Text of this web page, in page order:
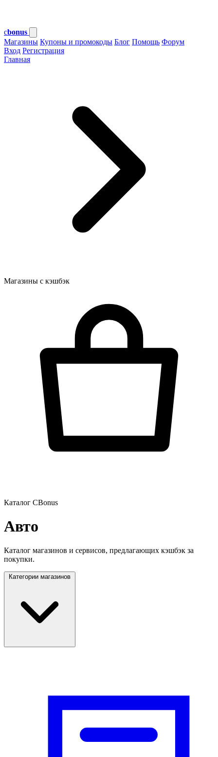
cbonus
Магазины Купоны и промокоды Блог Помощь Форум
Вход Регистрация
Главная
Магазины с кэшбэк
Каталог CBonus
Авто
Каталог магазинов и сервисов, предлагающих кэшбэк за
покупки.
Категории магазинов